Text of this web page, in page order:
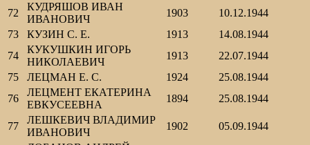
72
КУДРЯШОВ ИВАН
ИВАНОВИЧ
1903
10.12.1944
73
КУЗИН С. Е. 1913
14.08.1944
74
КУКУШКИН ИГОРЬ
НИКОЛАЕВИЧ
1913
22.07.1944
75
ЛЕЦМАН Е. С. 1924
25.08.1944
76
ЛЕЦМЕНТ ЕКАТЕРИНА
ЕВКУСЕЕВНА
1894 25.08.1944
77
ЛЕШКЕВИЧ ВЛАДИМИР
ИВАНОВИЧ
1902 05.09.1944